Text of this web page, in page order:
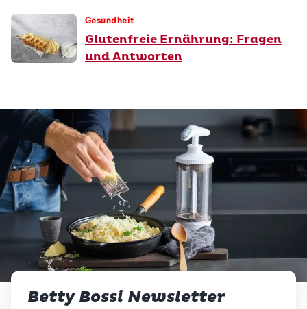
Gesundheit
Glutenfreie Ernährung: Fragen
und Antworten
Betty Bossi Newsletter